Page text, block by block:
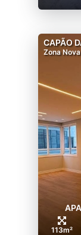
CAPÃO
Zona Nova
113m²